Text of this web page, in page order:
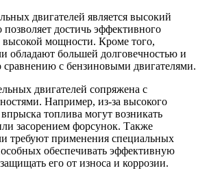
двигателей является высокий
позволяет достичь эффективного
высокой мощности. Кроме того,
обладают большей долговечностью и
с бензиновыми двигателями.
двигателей сопряжена с
Например, из-за высокого
топлива могут возникать
засорением форсунок. Также
требуют применения специальных
обеспечивать эффективную
его от износа и коррозии.